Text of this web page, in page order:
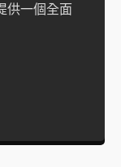
供一個全面